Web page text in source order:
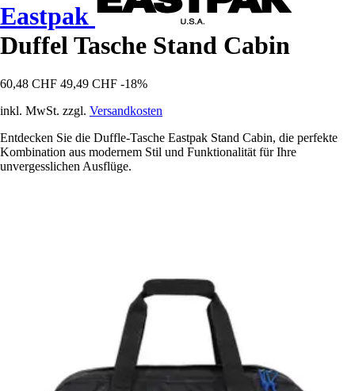
Eastpak
Duffel Tasche Stand Cabin
60,48 CHF 49,49 CHF -18%
inkl. MwSt. zzgl. Versandkosten
Entdecken Sie die Duffle-Tasche Eastpak Stand Cabin, die perfekte
Kombination aus modernem Stil und Funktionalität für Ihre
unvergesslichen Ausflüge.